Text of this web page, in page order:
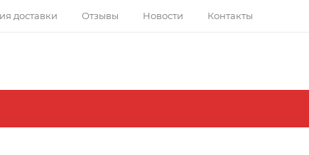
доставки Отзывы Новости Контакты